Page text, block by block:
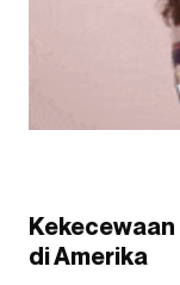
di Amerika